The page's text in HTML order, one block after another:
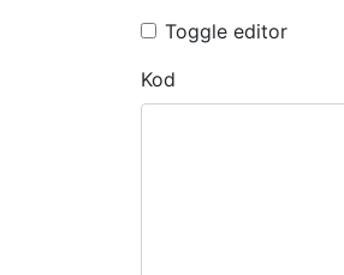
Toggle editor
Kod